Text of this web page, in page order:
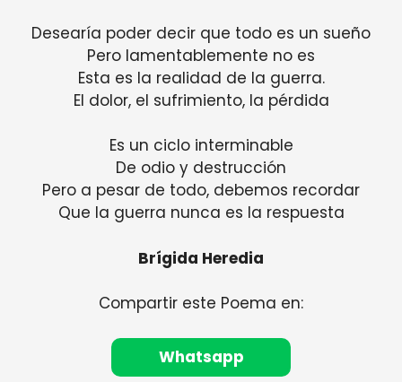
Desearía poder decir que todo es un sueño
Pero lamentablemente no es
Esta es la realidad de la guerra.
El dolor, el sufrimiento, la pérdida
Es un ciclo interminable
De odio y destrucción
Pero a pesar de todo, debemos recordar
Que la guerra nunca es la respuesta
Brígida Heredia
Compartir este Poema en:
Whatsapp